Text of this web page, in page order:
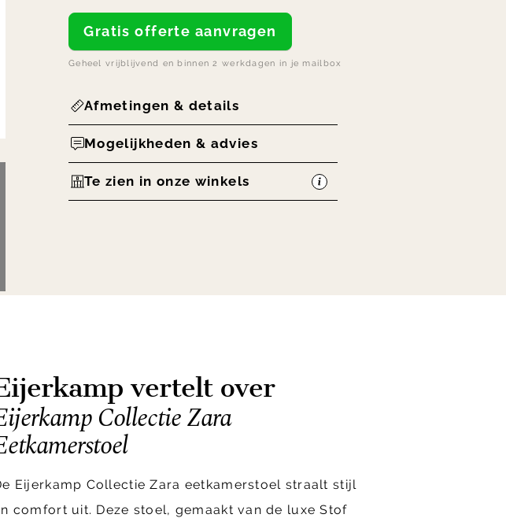
Gratis offerte aanvragen
Geheel vrijblijvend en binnen 2 werkdagen in je mailbox
Afmetingen & details
Mogelijkheden & advies
Te zien in onze winkels
vertelt over
Collectie Zara
Eijerkamp Collectie Zara eetkamerstoel straalt stijl
comfort uit. Deze stoel, gemaakt van de luxe Stof